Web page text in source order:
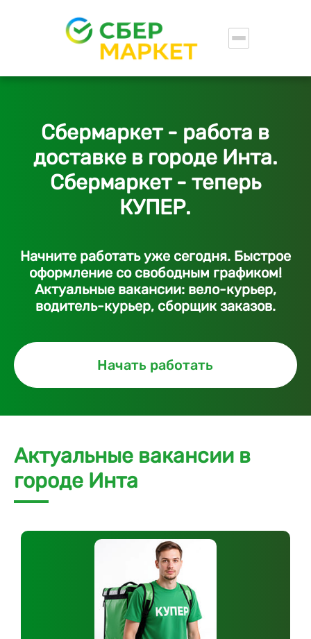
Сбермаркет - работа в
доставке в городе Инта.
Сбермаркет - теперь
КУПЕР.
Начните работать уже сегодня. Быстрое
оформление со свободным графиком!
Актуальные вакансии: вело-курьер,
водитель-курьер, сборщик заказов.
Начать работать
Актуальные вакансии в
городе Инта